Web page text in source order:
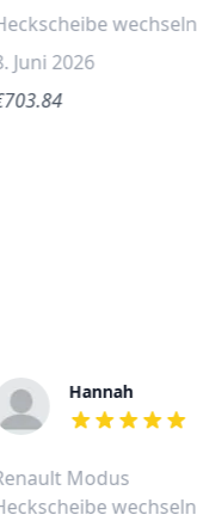
wechseln
Juni 2026
Hannah
out of 5 stars
Modus
wechseln